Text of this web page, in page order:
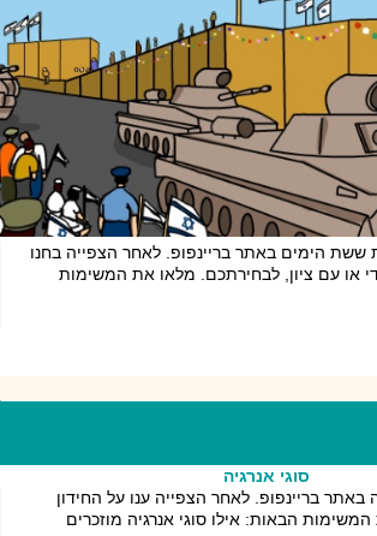
ששת הימים באתר בריינפופ. לאחר הצפייה בחנו
או עם ציון, לבחירתכם. מלאו את המשימות
באתר בריינפופ. לאחר הצפייה ענו על החידון
הבאות: אילו סוגי אנרגיה מוזכרים